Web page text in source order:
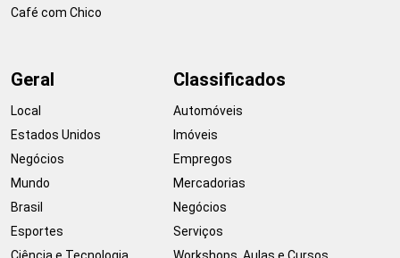
Café com Chico
Geral
Local
Estados Unidos
Negócios
Mundo
Brasil
Esportes
Classificados
Automóveis
Imóveis
Empregos
Mercadorias
Negócios
Serviços